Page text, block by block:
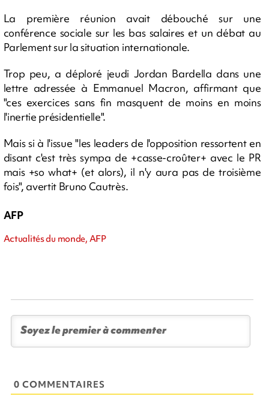
La première réunion avait débouché sur une
conférence sociale sur les bas salaires et un débat au
Parlement sur la situation internationale.
Trop peu, a déploré jeudi Jordan Bardella dans une
lettre adressée à Emmanuel Macron, affirmant que
"ces exercices sans fin masquent de moins en moins
l'inertie présidentielle".
Mais si à l'issue "les leaders de l'opposition ressortent en
disant c'est très sympa de +casse-croûter+ avec le PR
mais +so what+ (et alors), il n'y aura pas de troisième
fois", avertit Bruno Cautrès.
AFP
Actualités du monde, AFP
0 COMMENTAIRES